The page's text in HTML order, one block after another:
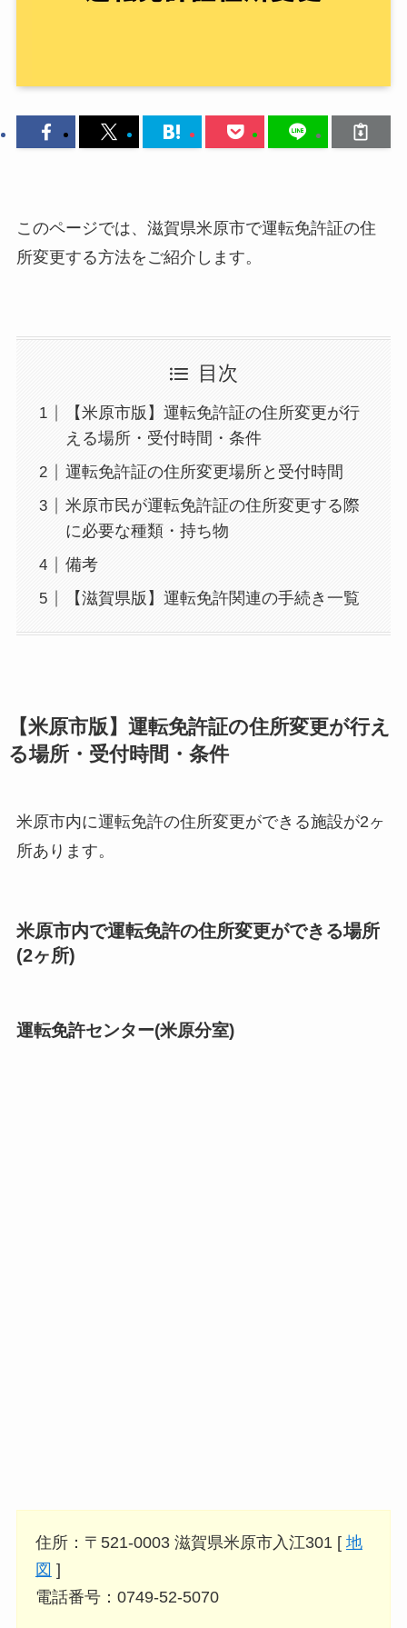
このページでは、滋賀県米原市で運転免許証の住
所変更する方法をご紹介します。
目次
【米原市版】運転免許証の住所変更が行
える場所・受付時間・条件
運転免許証の住所変更場所と受付時間
米原市民が運転免許証の住所変更する際
に必要な種類・持ち物
備考
【滋賀県版】運転免許関連の手続き一覧
【米原市版】運転免許証の住所変更が行え
る場所・受付時間・条件
米原市内に運転免許の住所変更ができる施設が2ヶ
所あります。
米原市内で運転免許の住所変更ができる場所
(2ヶ所)
運転免許センター(米原分室)
住所：〒521-0003 滋賀県米原市入江301 [ 地
図 ]
電話番号：0749-52-5070